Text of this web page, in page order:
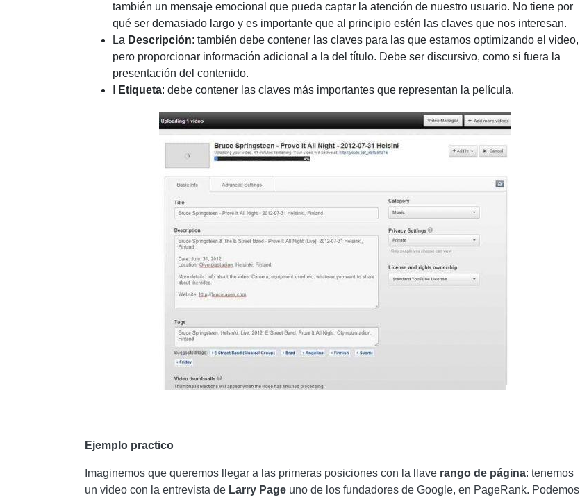
también un mensaje emocional que pueda captar la atención de nuestro usuario. No tiene por
qué ser demasiado largo y es importante que al principio estén las claves que nos interesan.
La Descripción: también debe contener las claves para las que estamos optimizando el video,
pero proporcionar información adicional a la del título. Debe ser discursivo, como si fuera la
presentación del contenido.
Etiqueta: debe contener las claves más importantes que representan la película.
Ejemplo practico
Imaginemos que queremos llegar a las primeras posiciones con la llave rango de página: tenemos
un video con la entrevista de Larry Page uno de los fundadores de Google, en PageRank. Podemos